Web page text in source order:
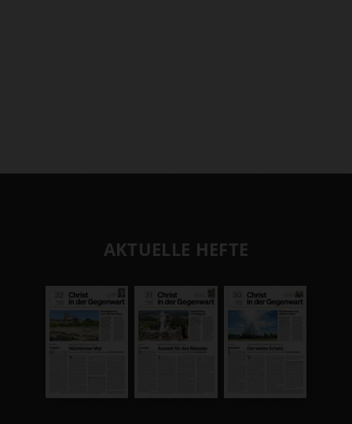
AKTUELLE HEFTE